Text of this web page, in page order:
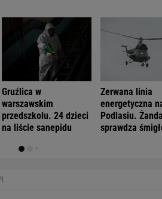
Gruźlica w
warszawskim
przedszkolu. 24 dzieci
na liście sanepidu
Zerwana linia
energetyczna
Podlasiu.
sprawdza